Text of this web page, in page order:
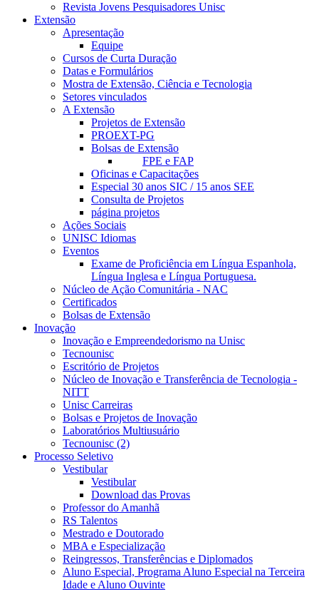
Revista Jovens Pesquisadores Unisc
Extensão
Apresentação
Equipe
Cursos de Curta Duração
Datas e Formulários
Mostra de Extensão, Ciência e Tecnologia
Setores vinculados
A Extensão
Projetos de Extensão
PROEXT-PG
Bolsas de Extensão
FPE e FAP
Oficinas e Capacitações
Especial 30 anos SIC / 15 anos SEE
Consulta de Projetos
página projetos
Ações Sociais
UNISC Idiomas
Eventos
Exame de Proficiência em Língua Espanhola,
Língua Inglesa e Língua Portuguesa.
Núcleo de Ação Comunitária - NAC
Certificados
Bolsas de Extensão
Inovação
Inovação e Empreendedorismo na Unisc
Tecnounisc
Escritório de Projetos
Núcleo de Inovação e Transferência de Tecnologia -
NITT
Unisc Carreiras
Bolsas e Projetos de Inovação
Laboratórios Multiusuário
Tecnounisc (2)
Processo Seletivo
Vestibular
Vestibular
Download das Provas
Professor do Amanhã
RS Talentos
Mestrado e Doutorado
MBA e Especialização
Reingressos, Transferências e Diplomados
Aluno Especial, Programa Aluno Especial na Terceira
Idade e Aluno Ouvinte